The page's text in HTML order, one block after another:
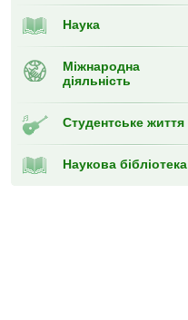
Наука
Міжнародна
діяльність
Студентське життя
Наукова бібліотека